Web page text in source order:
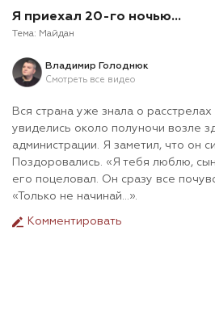
Я приехал 20-го ночью…
Тема: Майдан
Владимир Голоднюк
Смотреть все видео
Вся страна уже знала о
увиделись около полуночи возле
администрации. Я заметил, что он
Поздоровались. «Я тебя люблю,
его поцеловал. Он сразу все
«Только не начинай…».
Комментировать